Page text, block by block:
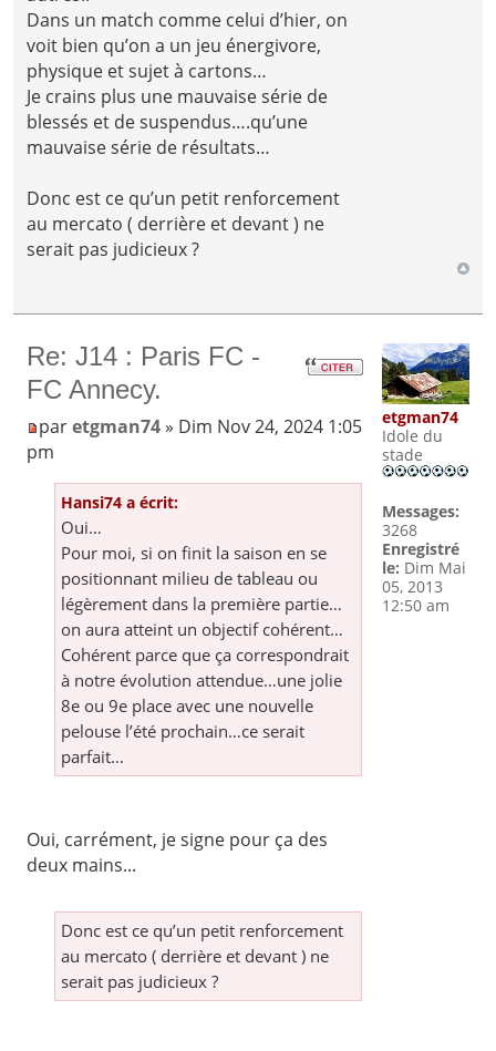
Dans un match comme celui d’hier, on
voit bien qu’on a un jeu énergivore,
physique et sujet à cartons…
Je crains plus une mauvaise série de
blessés et de suspendus….qu’une
mauvaise série de résultats…
Donc est ce qu’un petit renforcement
au mercato ( derrière et devant ) ne
serait pas judicieux ?
Re: J14 : Paris FC -
FC Annecy.
paretgman74» Dim Nov 24, 2024 1:05
pm
Hansi74 a écrit:
Oui…
Pour moi, si on finit la saison en se
positionnant milieu de tableau ou
légèrement dans la première partie…
on aura atteint un objectif cohérent…
Cohérent parce que ça correspondrait
à notre évolution attendue…une jolie
8e ou 9e place avec une nouvelle
pelouse l’été prochain…ce serait
parfait…
Oui, carrément, je signe pour ça des
deux mains...
Donc est ce qu’un petit renforcement
au mercato ( derrière et devant ) ne
serait pas judicieux ?
etgman74
Idole du
stade
Messages:
3268
Enregistré
le: Dim Mai
05, 2013
12:50 am